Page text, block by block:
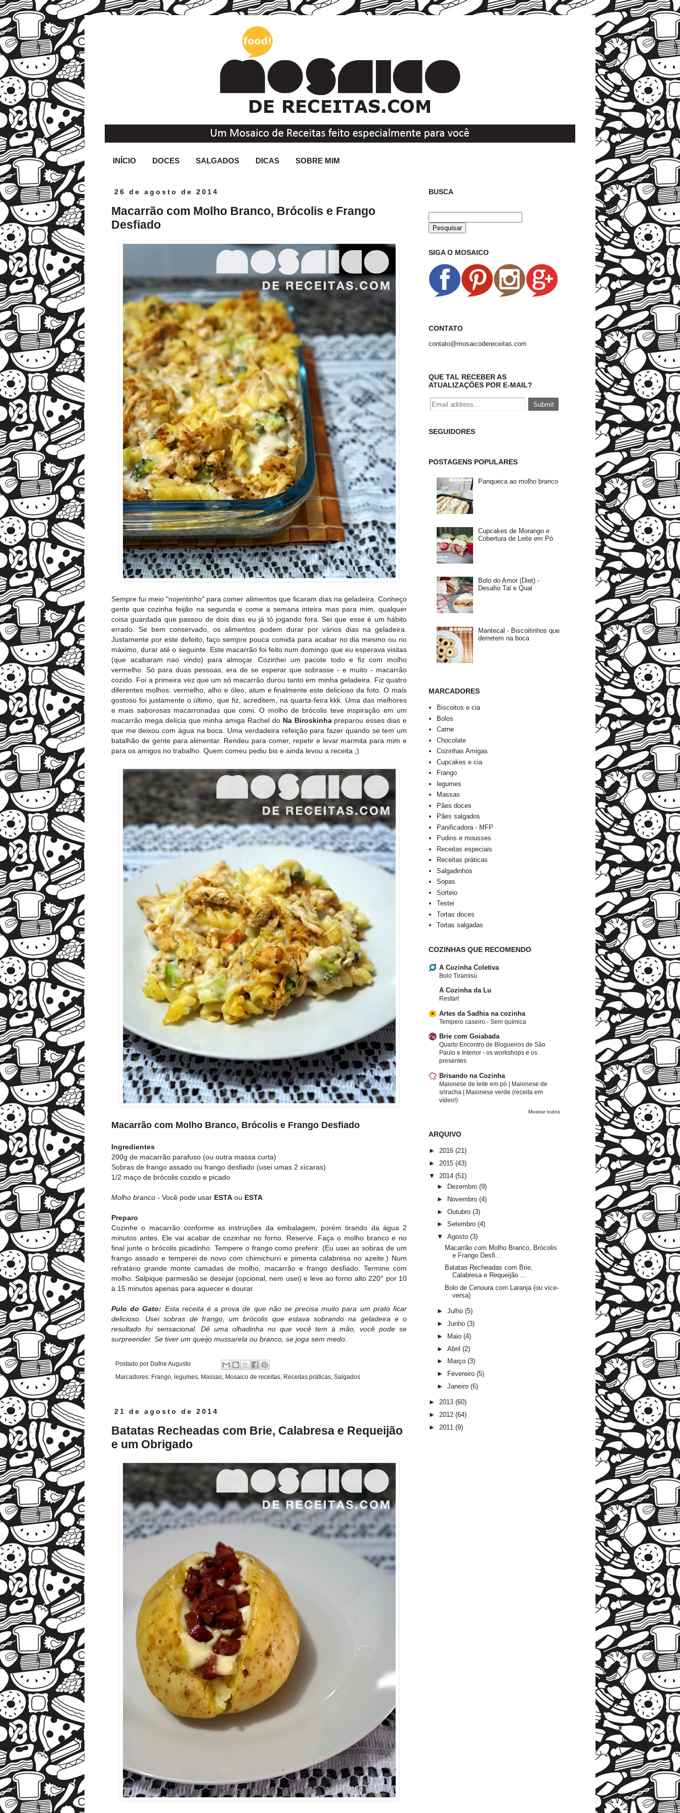
INÍCIO DOCES SALGADOS DICAS SOBRE MIM
26 de agosto de 2014
Macarrão com Molho Branco, Brócolis e Frango
Desfiado
Sempre fui meio "nojentinho" para comer alimentos que ficaram dias na geladeira. Conheço
gente que cozinha feijão na segunda e come a semana inteira mas para mim, qualquer
coisa guardada que passou de dois dias eu já tô jogando fora. Sei que esse é um hábito
errado. Se bem conservado, os alimentos podem durar por vários dias na geladeira.
Justamente por este defeito, faço sempre pouca comida para acabar no dia mesmo ou no
máximo, durar até o seguinte. Este macarrão foi feito num domingo que eu esperava visitas
(que acabaram nao vindo) para almoçar. Cozinhei um pacote todo e fiz com molho
vermelho. Só para duas pessoas, era de se esperar que sobrasse - e muito - macarrão
cozido. Foi a primeira vez que um só macarrão durou tanto em minha geladeira. Fiz quatro
diferentes molhos: vermelho, alho e óleo, atum e finalmente este delicioso da foto. O mais
gostoso foi justamente o último, que fiz, acreditem, na quarta-feira kkk. Uma das melhores
e mais saborosas macarronadas que comi. O molho de brócolis teve inspiração em um
macarrão mega delícia que minha amiga Rachel do Na Biroskinhapreparou esses dias e
que me deixou com água na boca. Uma verdadeira refeição para fazer quando se tem um
batalhão de gente para alimentar. Rendeu para comer, repetir e levar marmita para mim e
para os amigos no trabalho. Quem comeu pediu bis e ainda levou a receita ;)
Macarrão com Molho Branco, Brócolis e Frango Desfiado
Ingredientes
200g de macarrão parafuso (ou outra massa curta)
Sobras de frango assado ou frango desfiado (usei umas 2 xícaras)
1/2 maço de brócolis cozido e picado
Molho branco - Você pode usar ESTA ou ESTA
Preparo
Cozinhe o macarrão conforme as instruções da embalagem, porém tirando da água 2
minutos antes. Ele vai acabar de cozinhar no forno. Reserve. Faça o molho branco e no
final junte o brócolis picadinho. Tempere o frango como preferir. (Eu usei as sobras de um
frango assado e temperei de novo com chimichurri e pimenta calabresa no azeite.) Num
refratário grande monte camadas de molho, macarrão e frango desfiado. Termine com
molho. Salpique parmesão se desejar (opcional, nem usei) e leve ao forno alto 220° por 10
à 15 minutos apenas para aquecer e dourar.
Pulo do Gato: Esta receita é a prova de que não se precisa muito para um prato ficar
delicioso. Usei sobras de frango, um brócolis que estava sobrando na geladeira e o
resultado foi sensacional. Dê uma olhadinha no que você tem à mão, você pode se
surpreender. Se tiver um queijo mussarela ou branco, se joga sem medo.
Postado por Dafne Augusto
Marcadores: Frango legumes Massas Mosaico de receitas Receitas práticas Salgados
21 de agosto de 2014
Batatas Recheadas com Brie, Calabresa e Requeijão
e um Obrigado
BUSCA
SIGA O MOSAICO
CONTATO
contato@mosaicodereceitas.com
QUE TAL RECEBER AS
ATUALIZAÇÕES POR E-MAIL?
SEGUIDORES
POSTAGENS POPULARES
Panqueca ao molho branco
Cupcakes de Morango e
Cobertura de Leite em Pó
Bolo do Amor (Diet) -
Desafio Tal e Qual
Mantecal - Biscoitinhos que
derretem na boca
MARCADORES
Biscoitos e cia
Bolos
Carne
Chocolate
Cozinhas Amigas
Cupcakes e cia
Frango
legumes
Massas
Pães doces
Pães salgados
Panificadora - MFP
Pudins e mousses
Receitas especiais
Receitas práticas
Salgadinhos
Sopas
Sorteio
Testei
Tortas doces
Tortas salgadas
COZINHAS QUE RECOMENDO
A Cozinha Coletiva
Bolo Tiramisù
A Cozinha da Lu
Restart
Artes da Sadhia na cozinha
Tempero caseiro - Sem química
Brie com Goiabada
Quarto Encontro de Blogueiros de São
Paulo e Interior - os workshops e os
presentes
Brisando na Cozinha
Maionese de leite em pó | Maionese de
sriracha | Maionese verde (receita em
vídeo!)
Mostrar todos
ARQUIVO
► 2016 (21)
► 2015 (43)
▼ 2014 (51)
►
Dezembro (9)
►
Novembro (4)
► Outubro (3)
► Setembro (4)
▼ Agosto (3)
Macarrão com Molho Branco, Brócolis
e Frango Desfi...
Batatas Recheadas com Brie,
Calabresa e Requeijão ...
Bolo de Cenoura com Laranja (ou vice-
versa)
► Julho (5)
► Junho (3)
►
Maio (4)
► Abril (2)
►
Março (3)
►
Fevereiro (5)
► Janeiro (6)
► 2013 (60)
► 2012 (64)
► 2011 (9)